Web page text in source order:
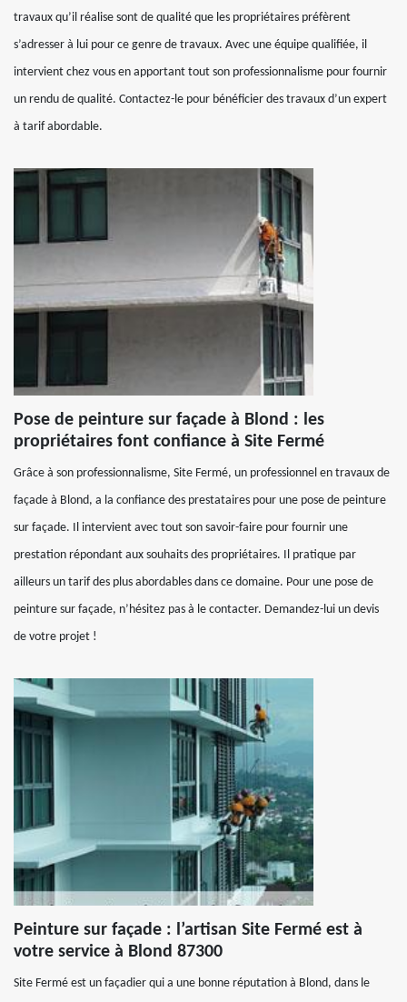
travaux qu’il réalise sont de qualité que les propriétaires préfèrent
s’adresser à lui pour ce genre de travaux. Avec une équipe qualifiée, il
intervient chez vous en apportant tout son professionnalisme pour fournir
un rendu de qualité. Contactez-le pour bénéficier des travaux d’un expert
à tarif abordable.
Pose de peinture sur façade à Blond : les
propriétaires font confiance à Site Fermé
Grâce à son professionnalisme, Site Fermé, un professionnel en travaux de
façade à Blond, a la confiance des prestataires pour une pose de peinture
sur façade. Il intervient avec tout son savoir-faire pour fournir une
prestation répondant aux souhaits des propriétaires. Il pratique par
ailleurs un tarif des plus abordables dans ce domaine. Pour une pose de
peinture sur façade, n’hésitez pas à le contacter. Demandez-lui un devis
de votre projet !
Peinture sur façade : l’artisan Site Fermé est à
votre service à Blond 87300
Site Fermé est un façadier qui a une bonne réputation à Blond, dans le